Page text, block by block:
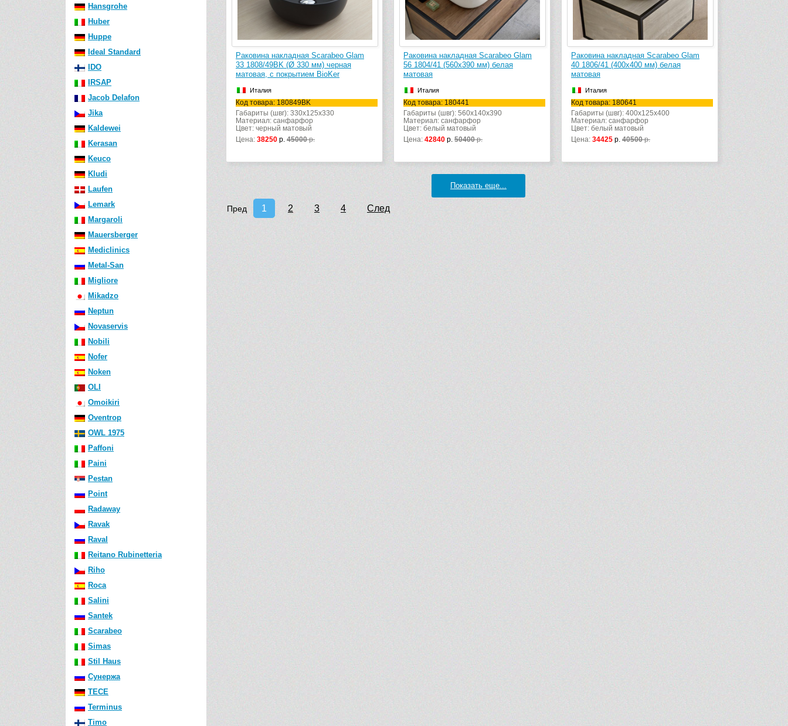
Hansgrohe
Huber
Huppe
Ideal Standard
IDO
IRSAP
Jacob Delafon
Jika
Kaldewei
Kerasan
Keuco
Kludi
Laufen
Lemark
Margaroli
Mauersberger
Mediclinics
Metal-San
Migliore
Mikadzo
Neptun
Novaservis
Nobili
Nofer
Noken
OLI
Omoikiri
Oventrop
OWL 1975
Paffoni
Paini
Pestan
Point
Radaway
Ravak
Raval
Reitano Rubinetteria
Riho
Roca
Salini
Santek
Scarabeo
Simas
Stil Haus
Сунержа
TECE
Terminus
Timo
Раковина накладная Scarabeo Glam
33 1808/49BK (Ø 330 мм) черная
матовая, с покрытием BioKer
Италия
Код товара: 180849BK
Габариты (швг): 330x125x330
Материал: санфарфор
Цвет: черный матовый
Цена: 38250 р. 45000р.
Раковина накладная Scarabeo Glam
56 1804/41 (560х390 мм) белая
матовая
Италия
Код товара: 180441
Габариты (швг): 560x140x390
Материал: санфарфор
Цвет: белый матовый
Цена: 42840 р. 50400р.
Раковина накладная Scarabeo Glam
40 1806/41 (400х400 мм) белая
матовая
Италия
Код товара: 180641
Габариты (швг): 400x125x400
Материал: санфарфор
Цвет: белый матовый
Цена: 34425 р. 40500р.
Показать еще...
Пред 1 2 3 4 След